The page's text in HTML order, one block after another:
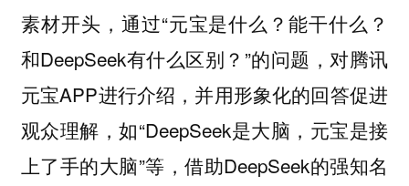
素材开头，通过“元宝是什么？能干什么？
和DeepSeek有什么区别？”的问题，对腾讯
元宝APP进行介绍，并用形象化的回答促进
观众理解，如“DeepSeek是大脑，元宝是接
上了手的大脑”等，借助DeepSeek的强知名